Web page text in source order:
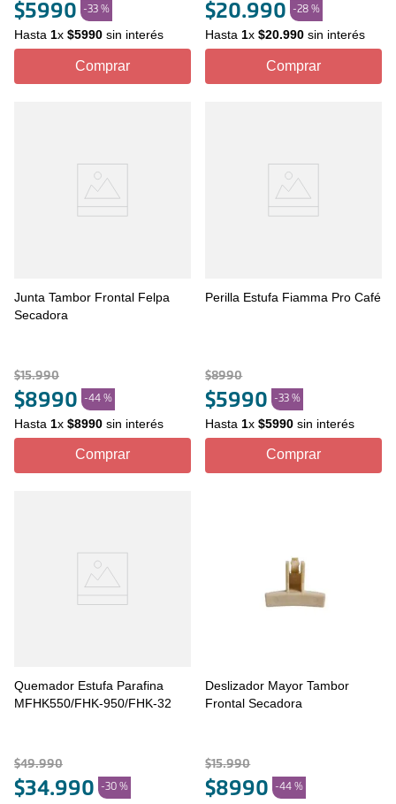
$5990 -33 %
Hasta 1x $5990 sin interés
Comprar
$20.990 -28 %
Hasta 1x$20.990 sin interés
Comprar
Junta Tambor Frontal Felpa
Secadora
$15.990
$8990 -44 %
Hasta 1x $8990 sin interés
Comprar
Perilla Estufa Fiamma Pro Café
$8990
$5990 -33 %
Hasta 1x$5990 sin interés
Comprar
Quemador Estufa Parafina
MFHK550/FHK-950/FHK-32
$49.990
$34.990 -30 %
Deslizador Mayor Tambor
Frontal Secadora
$15.990
$8990 -44 %